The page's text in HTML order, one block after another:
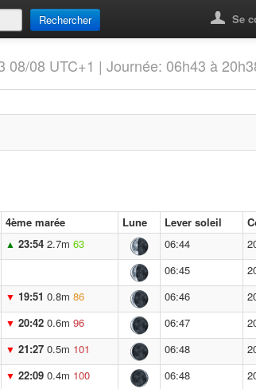
Rechercher Se
08/08 UTC+1 | Journée: 06h43 à
4ème marée Lune Lever soleil
▲ 23:54 2.7m 63 06:44
06:45
▼ 19:51 0.8m 86 06:46
▼ 20:42 0.6m 96 06:47
▼ 21:27 0.5m 101 06:48
▼ 22:09 0.4m 100 06:48